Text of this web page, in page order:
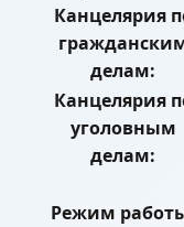
Канцелярия
делам:
Канцелярия
уголовным
делам:
Режим